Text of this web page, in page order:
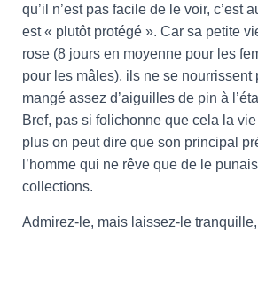
qu’il n’est pas facile de le voir, c’est
est « plutôt protégé ». Car sa petite
rose (8 jours en moyenne pour les
pour les mâles), ils ne se nourrissent
mangé assez d’aiguilles de pin à
Bref, pas si folichonne que cela la
plus on peut dire que son principal
l’homme qui ne rêve que de le
collections.
Admirez-le, mais laissez-le tranquille,